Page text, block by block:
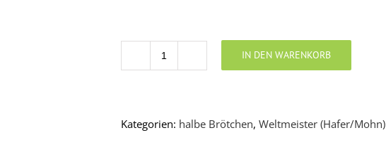
Anzahl
IN DEN WARENKORB
Kategorien: halbe Brötchen, Weltmeister (Hafer/Mohn)